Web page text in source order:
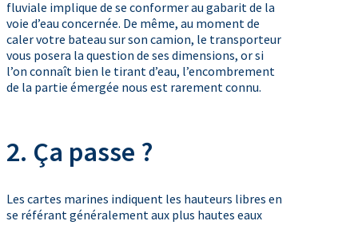
fluviale implique de se conformer au gabarit de la
voie d’eau concernée. De même, au moment de
caler votre bateau sur son camion, le transporteur
vous posera la question de ses dimensions, or si
l’on connaît bien le tirant d’eau, l’encombrement
de la partie émergée nous est rarement connu.
2. Ça passe ?
Les cartes marines indiquent les hauteurs libres en
se référant généralement aux plus hautes eaux